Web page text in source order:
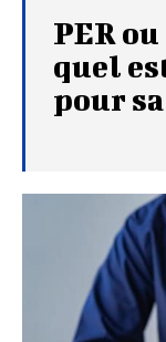
PER
quel
pour